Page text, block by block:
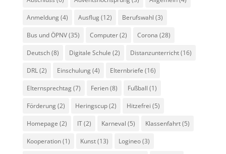
Anmeldung(4) Ausflug(12) Berufswahl (3)
Bus und ÖPNV(35) Computer(2) Corona (28)
Deutsch(8) Digitale Schule (2) Distanzunterricht(16)
DRL(2) Einschulung(4) Elternbriefe (16)
Elternsprechtag(7) Ferien(8) Fußball (1)
Förderung(2) Heringscup(2) Hitzefrei (5)
Homepage (2) IT(2) Karneval (5) Klassenfahrt(5)
Kooperation(1) Kunst(13) Logineo(3)